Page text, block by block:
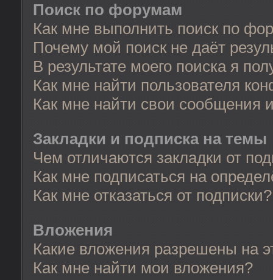
Поиск по форумам
Как мне выполнить поиск по
Почему мой поиск не даёт
В результате моего поиска я
Как мне найти пользователя
Как мне найти свои сообщения
Закладки и подписка на темы
Чем отличаются закладки от
Как мне подписаться на
Как мне отказаться от подписки?
Вложения
Какие вложения разрешены на
Как мне найти мои вложения?